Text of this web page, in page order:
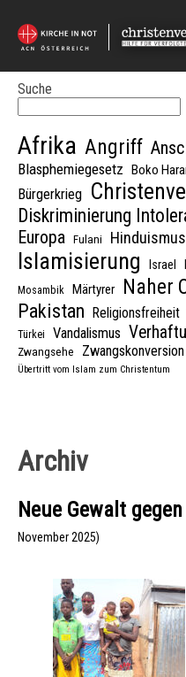
Suche
Afrika Angriff
Blasphemiegesetz Boko
Bürgerkrieg
Diskriminierung
Europa Fulani Hinduismus
Islamisierung Israel
Mosambik Märtyrer Naher
Pakistan Religionsfreiheit
Türkei Vandalismus
Zwangsehe Zwangskonversion
Übertritt vom Islam zum Christentum
Archiv
Neue Gewalt
November 2025)